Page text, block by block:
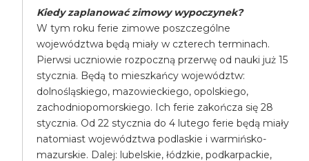
Kiedy zaplanować zimowy wypoczynek?
​W tym roku ferie zimowe poszczególne
województwa będą miały w czterech terminach.
Pierwsi uczniowie rozpoczną przerwę od nauki już 15
stycznia. Będą to mieszkańcy województw:
dolnośląskiego, mazowieckiego, opolskiego,
zachodniopomorskiego. Ich ferie zakończa się 28
stycznia. Od 22 stycznia do 4 lutego ferie będą miały
natomiast województwa podlaskie i warmińsko-
mazurskie. Dalej: lubelskie, łódzkie, podkarpackie,